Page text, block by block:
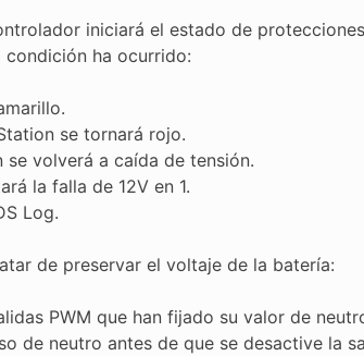
iniciará el estado de
condición ha ocurrido:
se tornará rojo.
volverá a caída de tensión.
la falla de 12V en 1.
Log.
de preservar el voltaje de la batería:
PWM que han fijado su valor de
de neutro antes de que se desactive la